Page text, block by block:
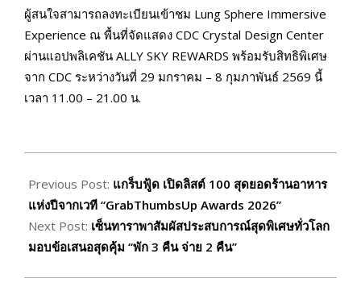
ผู้สนใจสามารถลงทะเบียนเข้าชม Lung Sphere Immersive
Experience ณ พื้นที่จัดแสดง CDC Crystal Design Center
ผ่านแอปพลิเคชัน ALLY SKY REWARDS พร้อมรับสิทธิพิเศษ
จาก CDC ระหว่างวันที่ 29 มกราคม – 8 กุมภาพันธ์ 2569 นี้
เวลา 11.00 – 21.00 น.
02-
02
Previous Post: แกร็บฟู้ด เปิดลิสต์ 100 สุดยอดร้านอาหาร
แห่งปีจากเวที “GrabThumbsUp Awards 2026”
Next Post: เซ็นทาราพาสัมผัสประสบการณ์สุดพิเศษทั่วโลก
มอบข้อเสนอสุดคุ้ม “พัก 3 คืน จ่าย 2 คืน”